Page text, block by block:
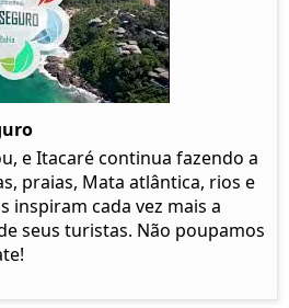
e Itacaré continua fazendo a
praias, Mata atlântica, rios e
inspiram cada vez mais a
seus turistas. Não poupamos